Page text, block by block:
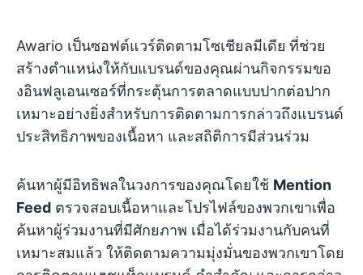
Awario เป็นซอฟต์แวร์ติดตามโซเชียลมีเดีย ที่ช่วย
สร้างตำแหน่งให้กับแบรนด์ของคุณผ่านกิจกรรมขอ
งอินฟลูเอนเซอร์ที่กระตุ้นการตลาดแบบปากต่อปาก
เหมาะอย่างยิ่งสำหรับการติดตามการกล่าวถึงแบรนด์
ประสิทธิภาพของเนื้อหา และสถิติการมีส่วนร่วม
ค้นหาผู้มีอิทธิพลในวงการของคุณโดยใช้ Mention
Feed ตรวจสอบเนื้อหาและโปรไฟล์ของพวกเขาเพื่อ
ค้นหาผู้ร่วมงานที่มีศักยภาพ เมื่อได้ร่วมงานกับคนที่
เหมาะสมแล้ว ให้ติดตามความมุ่งมั่นของพวกเขาโดย